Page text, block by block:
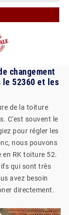
changement
le 52360 et les
de la toiture
C'est souvent le
pour régler les
nous pouvons
RK toiture 52.
qui sont très
avez besoin
directement.